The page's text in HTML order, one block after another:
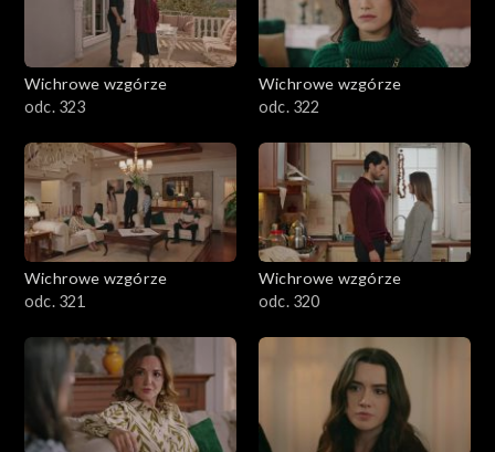
Wichrowe wzgórze
odc. 323
Wichrowe wzgórze
odc. 322
Wichrowe wzgórze
odc. 321
Wichrowe wzgórze
odc. 320